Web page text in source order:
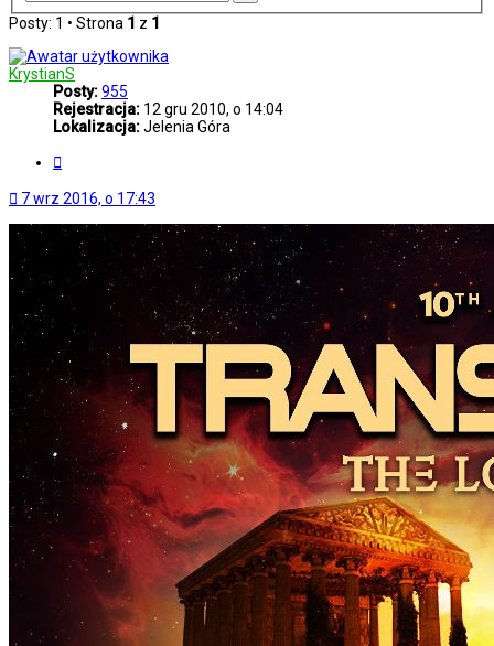
Posty: 1 • Strona 1 z 1
KrystianS
Posty:955
Rejestracja: 12 gru 2010, o 14:04
Lokalizacja:Jelenia Góra
7 wrz 2016, o 17:43